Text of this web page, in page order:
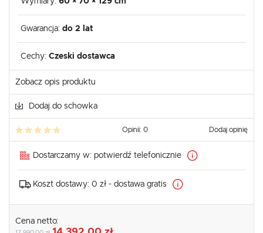
Gwarancja: do 2 lat
Cechy: Czeski dostawca
Zobacz opis produktu
Dodaj do schowka
Opinii: 0 Dodaj opinię
Dostarczamy w: potwierdź telefonicznie
Koszt dostawy: 0 zł - dostawa gratis
Cena netto: